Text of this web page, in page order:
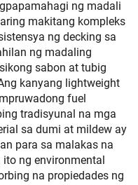
ng madali
makitang kompleks
ng decking sa
ng madaling
sabon at tubig
kanyang lightweight
fuel
tradisyunal na mga
sa dumi at mildew ay
para sa malakas na
ng environmental
na propiedades ng